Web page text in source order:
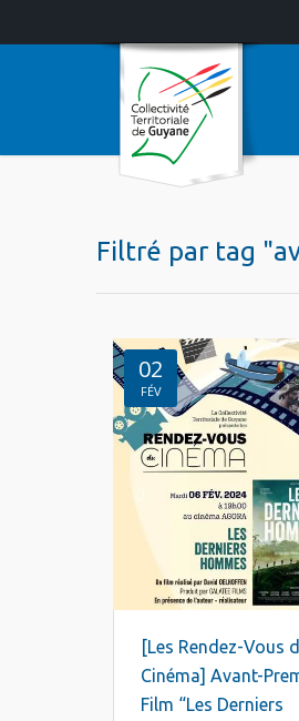
Filtré par tag
02
FÉV
[Les Rendez-Vous
Cinéma] Avant-
Film “Les Derniers